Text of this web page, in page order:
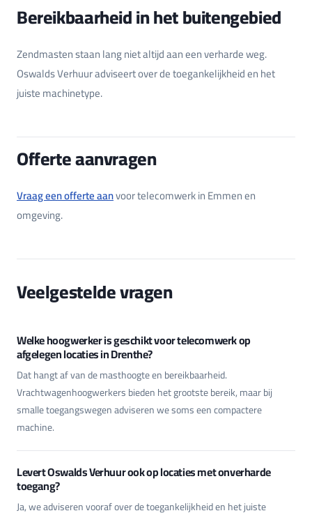
Bereikbaarheid in het buitengebied
Zendmasten staan lang niet altijd aan een verharde weg.
Oswalds Verhuur adviseert over de toegankelijkheid en het
juiste machinetype.
Offerte aanvragen
Vraag een offerte aanvoor telecomwerk in Emmen en
omgeving.
Veelgestelde vragen
Welke hoogwerker is geschikt voor telecomwerk op
afgelegen locaties in Drenthe?
Dat hangt af van de masthoogte en bereikbaarheid.
Vrachtwagenhoogwerkers bieden het grootste bereik, maar bij
smalle toegangswegen adviseren we soms een compactere
machine.
Levert Oswalds Verhuur ook op locaties met onverharde
toegang?
Ja, we adviseren vooraf over de toegankelijkheid en het juiste